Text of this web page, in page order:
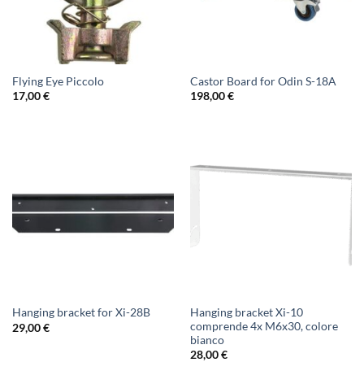
Flying Eye Piccolo
17,00€
Castor Board for Odin S-18A
198,00€
Hanging bracket for Xi-28B
29,00€
Hanging bracket Xi-10
comprende 4x M6x30, colore
bianco
28,00€